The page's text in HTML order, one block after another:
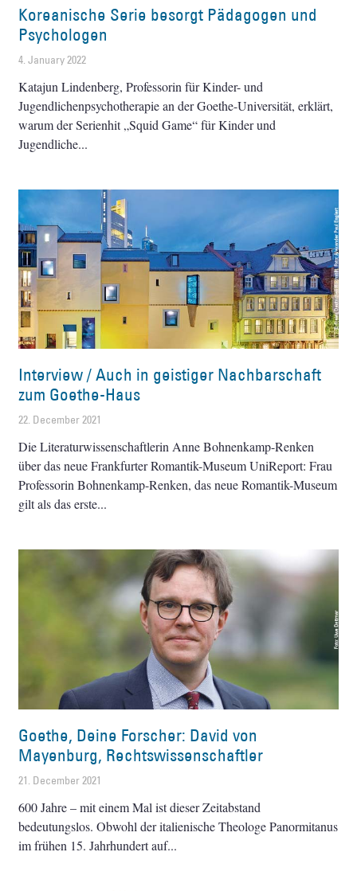
Koreanische Serie besorgt Pädagogen und
Psychologen
4. January 2022
Katajun Lindenberg, Professorin für Kinder- und
Jugendlichenpsychotherapie an der Goethe-Universität, erklärt,
warum der Serienhit „Squid Game“ für Kinder und
Jugendliche
Interview / Auch in geistiger Nachbarschaft
zum Goethe-Haus
22. December 2021
Die Literaturwissenschaftlerin Anne Bohnenkamp-Renken
über das neue Frankfurter Romantik-Museum UniReport: Frau
Professorin Bohnenkamp-Renken, das neue Romantik-Museum
gilt als das erste
Goethe, Deine Forscher: David von
Mayenburg, Rechtswissenschaftler
21. December 2021
600 Jahre – mit einem Mal ist dieser Zeitabstand
bedeutungslos. Obwohl der italienische Theologe Panormitanus
im frühen 15. Jahrhundert auf